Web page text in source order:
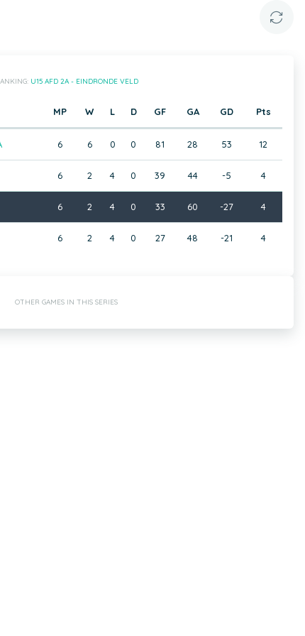
U15 AFD 2A - EINDRONDE VELD
MP W L D GF GA GD Pts
6 6 0 0 81 28 53 12
6 2 4 0 39 44 -5 4
6 2 4 0 33 60 -27 4
6 2 4 0 27 48 -21 4
OTHER GAMES IN THIS SERIES